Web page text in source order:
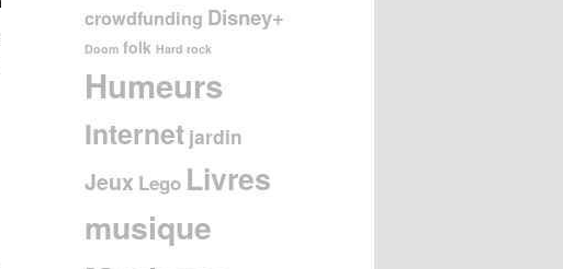
crowdfunding Disney+
Doom folk Hard rock
Humeurs
Internet jardin
Jeux Lego Livres
musique